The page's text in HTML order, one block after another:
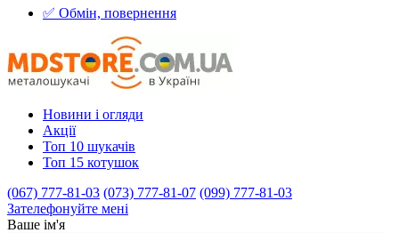
✅ Обмін, повернення
Новини і огляди
Акції
Топ 10 шукачів
Топ 15 котушок
(067) 777-81-03 (073) 777-81-07 (099) 777-81-03
Зателефонуйте мені
Ваше ім'я